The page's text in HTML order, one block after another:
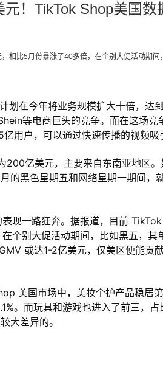
！TikTok Shop美国数
相比5月份暴涨了40多倍，在个别大促活动期
划在今年将业务规模扩大十倍，达
等电商巨头的竞争。而在这场
用户，可以通过快速传播的视频吸
亿美元，主要来自东南亚地区
的黑色星期五和网络星期一期间，
现一路狂奔。据报道，目前
个别大促活动期间，比如黑五，
或达1-2亿美元，仅美区便能贡
美国市场中，美妆个护产品稳居
。而玩具和游戏也进入了前三，
大差异的。